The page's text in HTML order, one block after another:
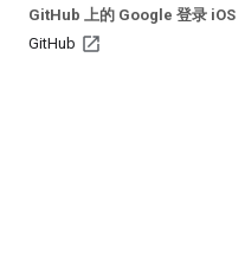
GitHub 上的 Google 登录 iOS
GitHub